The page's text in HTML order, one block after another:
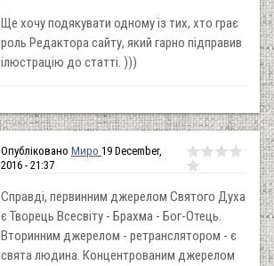
Ще хочу подякувати одному із тих, хто грає
роль Редактора сайту, який гарно підправив
ілюстрацію до статті. )))
Опубліковано Миро 19 December,
2016 - 21:37
Справді, первинним джерелом Святого Духа
є Творець Всесвіту - Брахма - Бог-Отець.
Вторинним джерелом - ретранслятором - є
свята людина. Концентрованим джерелом